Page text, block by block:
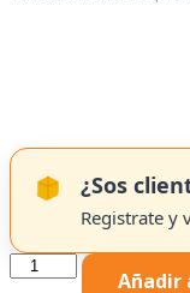
¿Sos
Registrate y
Aspiradora
Seco
Añadir